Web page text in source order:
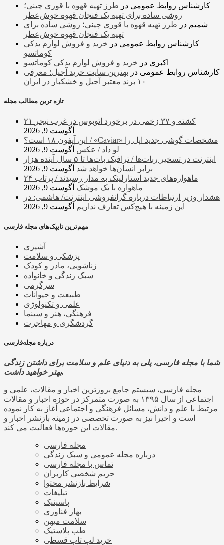
کارشناس روابط عمومی در طرز تهیه قهوه با قوری چینی؛
روشی ساده برای تهیه یک فنجان قهوه خوش‌عطر
شمیم در طرز تهیه قهوه با قوری چینی؛ روشی ساده برای
تهیه یک فنجان قهوه خوش‌عطر
کارشناس روابط عمومی در خرید و فروش لوازم یدکی
کوماتسو
اکبری در خرید و فروش لوازم یدکی کوماتسو
کارشناس روابط عمومی در بهترین سایت خرید آجیل؛ معرفی
۱۰ برند معتبر آجیل و خشکبار در ایران
تازه ترین مطالب مجله
۲۱ کشته و ۳۷ زخمی در برخورد اتوبوس در غرب نیجر
آگوست 9, 2026
این آیفون ۱۸ است؟ / «Caviar» مشخصات گوشی جدید اپل را
لو داد / عکس آگوست 9, 2026
اینترنت در تسخیر ربات‌ها / ترافیک بات‌ها تا ۵ سال آینده هزار
برابر انسان‌ها خواهد شد آگوست 9, 2026
ماهواره‌های جدید استارلینک به مدار رسیدند / پرتاب ۲۴
ماهواره با یک موشک آگوست 9, 2026
هشدار وزیر ارتباطات درباره گرانفروشی اینترنت/ هاشمی: در
این زمینه با هیچ‌کس تعارف نداریم آگوست 9, 2026
مهم‌ترین تایپک‌های مجله فارسی
آشپزی
پزشکی و سلامت
زناشویی، مادر و کودک
سبک زندگی و خانواده
سرگرمی
طبیعت و حیوانات
علمی و تکنولوژی
فرهنگی، هنر و سینما
گردشگری و مهاجرت
درباره مجله‌فارسی
شما با مجله فارسی، پلی به دنیای علم و سلامت برای داشتن زندگی
بهتر خواهید داشت.
مجله فارسی، سیستم جامع بروزترین اخبار و مقالات، علمی و
اجتماعی از سال ۱۳۹۵ به صورت متمرکز در حوزه اخبار و مقالات
مرتبط با علم و دانش، مسائل فرهنگی و اجتماعی آغاز به کار نموده
است و اخیرا نیز به صورت تخصصی در زمینه بازنشر اخبار و
مقالات این حوزه‌ها فعالیت می کند.
مجله فارسی
درباره مجله عمومی و سبک زندگی
تماس با مجله فارسی
حریم شخصی کاربران
شرایط بازنشر محتوا
تبلیغات
پاسینیک
بهار فناوری
سلامت میهن
طب پلاستیک
خرید لپ تاپ قسطی